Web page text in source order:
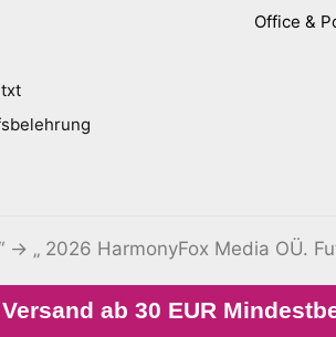
Office &
→ „ 2026 HarmonyFox Media OÜ.
ab 30 EUR